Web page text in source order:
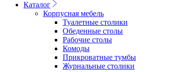
Каталог
Корпусная мебель
Туалетные столики
Обеденные cтолы
Рабочие столы
Комоды
Прикроватные тумбы
Журнальные столики